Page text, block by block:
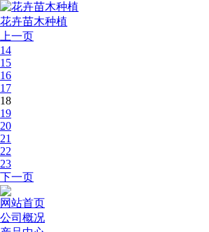
花卉苗木种植
上一页
14
15
16
17
18
19
20
21
22
23
下一页
网站首页
公司概况